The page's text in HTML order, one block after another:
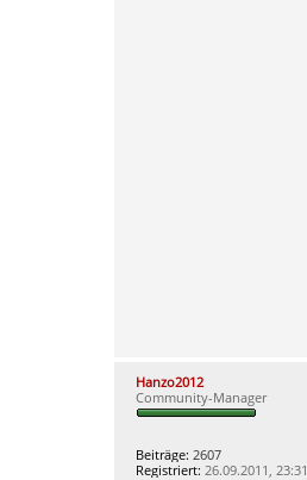
Hanzo2012
Community-Manager
Beiträge: 2607
Registriert: 26.09.2011, 23:31